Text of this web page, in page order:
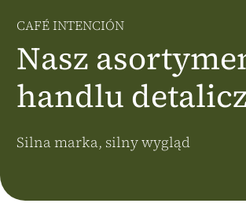
CAFÉ INTENCIÓN
Nasz
handlu
Silna marka, silny wygląd